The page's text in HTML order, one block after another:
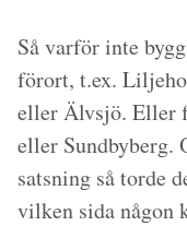
Så varför inte
förort, t.ex.
eller Älvsjö. Eller
eller Sundbyberg.
satsning så torde
vilken sida någon